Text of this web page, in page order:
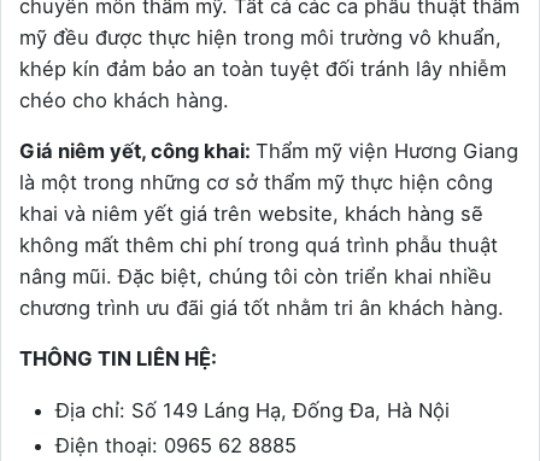
chuyên môn thẩm mỹ. Tất cả các ca phẫu thuật thẩm
mỹ đều được thực hiện trong môi trường vô khuẩn,
khép kín đảm bảo an toàn tuyệt đối tránh lây nhiễm
chéo cho khách hàng.
Giá niêm yết, công khai: Thẩm mỹ viện Hương Giang
là một trong những cơ sở thẩm mỹ thực hiện công
khai và niêm yết giá trên website, khách hàng sẽ
không mất thêm chi phí trong quá trình phẫu thuật
nâng mũi. Đặc biệt, chúng tôi còn triển khai nhiều
chương trình ưu đãi giá tốt nhằm tri ân khách hàng.
THÔNG TIN LIÊN HỆ:
Địa chỉ: Số 149 Láng Hạ, Đống Đa, Hà Nội
Điện thoại: 0965 62 8885